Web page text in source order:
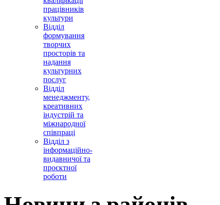
працівників
культури
Відділ
формування
творчих
просторів та
надання
культурних
послуг
Відділ
менеджменту,
креативних
індустрій та
міжнародної
співпраці
Відділ з
інформаційно-
видавничої та
проєктної
роботи